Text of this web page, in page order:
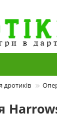
дротиків